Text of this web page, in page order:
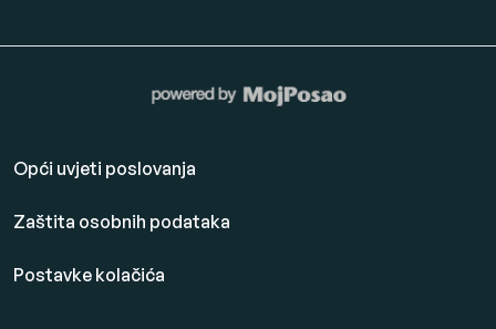
Opći uvjeti poslovanja
Zaštita osobnih podataka
Postavke kolačića